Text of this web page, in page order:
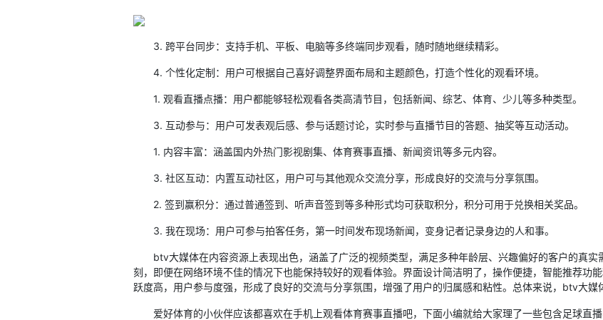
3. 跨平台同步：支持手机、平板、电脑等多终端同步观看，随时随地继续精彩。
4. 个性化定制：用户可根据自己喜好调整界面布局和主题颜色，打造个性化的观看环境。
1. 观看直播点播：用户都能够轻松观看各类高清节目，包括新闻、综艺、体育、少儿等多种类型。
3. 互动参与：用户可发表观后感、参与话题讨论，实时参与直播节目的答题、抽奖等互动活动。
1. 内容丰富：涵盖国内外热门影视剧集、体育赛事直播、新闻资讯等多元内容。
3. 社区互动：内置互动社区，用户可与其他观众交流分享，形成良好的交流与分享氛围。
2. 签到赢积分：通过普通签到、听声音签到等多种形式均可获取积分，积分可用于兑换相关奖品。
3. 我在现场：用户可参与拍客任务，第一时间发布现场新闻，变身记者记录身边的人和事。
btv大媒体在内容资源上表现出色，涵盖了广泛的视频类型，满足多种年龄层、兴趣偏好的客户的真实
刻，即便在网络环境不佳的情况下也能保持较好的观看体验。界面设计简洁明了，操作便捷，智能推荐功
跃度高，用户参与度强，形成了良好的交流与分享氛围，增强了用户的归属感和粘性。总体来说，btv大媒
爱好体育的小伙伴应该都喜欢在手机上观看体育赛事直播吧，下面小编就给大家理了一些包含足球直